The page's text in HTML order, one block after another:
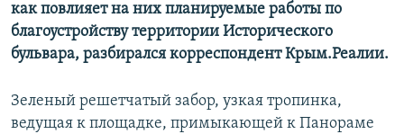
как повлияет на них планируемые работы по
благоустройству территории Исторического
бульвара, разбирался корреспондент Крым.Реалии.
Зеленый решетчатый забор, узкая тропинка,
ведущая к площадке, примыкающей к Панораме